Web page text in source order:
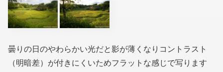
曇りの日のやわらかい光だと影が薄くなりコントラスト
（明暗差）が付きにくいためフラットな感じで写ります